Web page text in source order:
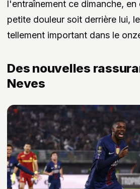
l'entraînement ce dimanche,
petite douleur soit derrière lui,
tellement important dans le
Des nouvelles
Neves